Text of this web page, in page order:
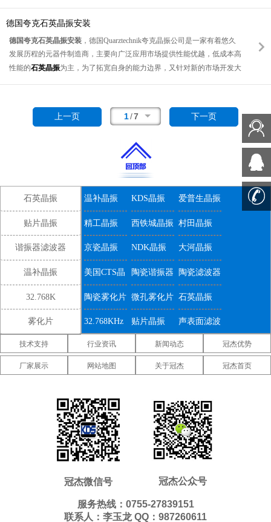
图一、希华晶体科技与逢甲大学签约仪式 合影
踏入永续与低碳时代，全国各行各业纷纷迎接挑战。然而，在实现低碳转
室气体盘查』。作为臺湾晶体科技产业的重点企业 - 希华晶体科技股份有
限公司，8月25日经由大自然交易平臺股份有限公司串连，携手逢甲大学
碳中和研发与服务中心，正式启动ISO 14064-1:2018组织型温室气体盘查
合作签约仪式。此次合作将学术界的理论知识与产业界的深度技术相融
合，共同推动希华晶体迈向碳中和之路。希华晶体公司针对于碳中和应用
产品开发系列高质量的 石英晶体振荡器，产品具备良好的可靠性能。
对于上述所有应用中使用的定时和时钟IC，电源通常是电池或5V至AC之
间的任何电压总线。电源电压通常通过开关模式电源被逐步降低到适当的
水平。这里，一些外部辐射或传导噪声可能会耦合到系统中，电源可能会
图一。为噪声敏感电路供电的典型电源图
这种低噪声LDO通常具有非常高的电源抑制比(PSRR)来阻挡输入噪声，
电压纹波的比值，通常以对数形式表示:
PSRR通常随负载电流、裕量电压、输出电容以及外部噪声滤波器电容和
输出电压而变化，具体取决于有源晶振
器件。外部电容可以轻松改善高频
PSRR。然而，对于低频滤波，电容可能变得相当大且昂贵，因此选择在
低频具有非常高PSRR的LDO可能有助于减小电容尺寸。
轻负载下需要更高的PSRR，设计人员可以在带隙引脚上增加一个小的低
成本电容，不仅可以改善PSRR，还可以改善内部噪声。领先同行瑞萨低
相噪时钟振荡器应用.
随着WiMax无线宽带解决方案最近的普及为家庭和企业，最好和最聪明的
品。能够在先进且利润丰厚的宽带市场，WiMax设备设计人员需要具有成
本效益和应用程序就绪的定时/频率设备，以满足其苛刻的市场需求。
在不久的过去，工程师们以及那些负有责任的人都面临着这种困境对于观
察BOM成本，由于许多不同的组件解决方案，这有点复杂整个石英晶体
和相位噪声问题破坏了终端设计中的许多不同点。组件的多样性和工程师
们无法创建一个完全集成的最终产品设计，这几乎是不可能的以减少
固定设备和移动基站复杂定时解决方案的时代显然已经结束了。各种各样
设计的复杂性越来越小的包装。
虽然现在可以在纳秒，价格非常合理必须注意整个系统规范。一合适的定
时解决方案满足所有设备要求以及定价预期。如果指定了定时解决方案不
恰当地，结果要么是最终SMD振荡器
产品运行不正常或定价不正确。了
解时间和可用的同步选择，必须首先了解系统规范。
错误传输的基础是同步传输环境。同步传输的密钥位于同步参考体系结构
（阶段）参考提供了地基此外，无线信息传输网络需要维护适当的信道间
距和一致的工作频率，以免干扰相邻信道传输并且为了被听到。频域参考
德国夸克石英晶振安装
德国夸克石英晶振安装 ，德国Quarztechnik夸克晶振公司是一家有着悠久
发展历程的元器件制造商，主要向广泛应用市场提供性能优越，低成本高
性能的石英晶振为主，为了拓宽自身的能力边界，又针对新的市场开发大
心，将最好的品质贡献于世界各地。
晶振也分为无源晶振和有源晶振两种类型。无源晶振与有源晶振（谐振）
需要借助于时钟电路才能产生振荡信号自
身无法振荡起来,所以“无源晶振”这个说法并不准确；有源晶振是一个完
整的振荡器。石英晶体振荡器与石英晶体谐振器都是提供稳定电路频率的
一种电子器件。
我们已经仔细了解了石英生产的最初阶段，石英坯件由什么材料制成，以
上一页 1/7 下一页
石英晶振
贴片晶振
谐振器滤波器
温补晶振
32.768K
雾化片
温补晶振 KDS晶振 爱普生晶振
精工晶振 西铁城晶振 村田晶振
京瓷晶振 NDK晶振 大河晶振
美国CTS晶
振
陶瓷谐振器 陶瓷滤波器
陶瓷雾化片 微孔雾化片 石英晶振
32.768KHz 贴片晶振 声表面滤波
器
IDT晶振 微晶晶振 康纳温菲尔
德晶振
高利奇晶振 Jauch晶振 Abracon晶
振
美国拉隆晶
振
美国格林雷
工业晶振
美国SiTime
晶振
美国 美国Statek 新西兰瑞康
振 振 振
2520贴片晶 2016贴片晶 1612贴片晶
技术支持 行业资讯 新闻动态 冠杰优势
厂家展示 网站地图 关于冠杰 冠杰首页
冠杰微信号 冠杰公众号
服务热线：0755-27839151
联系人：李玉龙 QQ：987260611